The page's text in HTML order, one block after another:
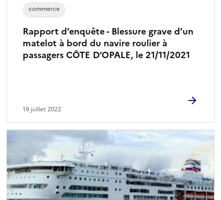
Rapport d’enquête - Blessure grave d’un
matelot à bord du navire roulier à
passagers CÔTE D’OPALE, le 21/11/2021
commerce
19 juillet 2022